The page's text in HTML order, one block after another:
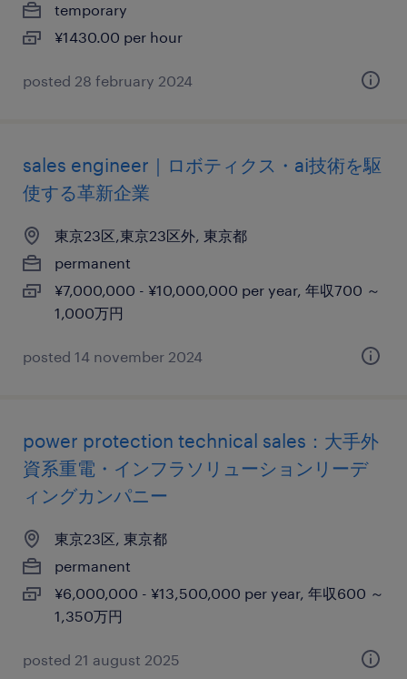
temporary
¥1430.00 per hour
posted 28 february 2024
sales engineer｜ロボティクス・ai技術を駆
使する革新企業
東京23区,東京23区外, 東京都
permanent
¥7,000,000 - ¥10,000,000 per year, 年収700 ～
1,000万円
posted 14 november 2024
power protection technical sales：大手外
資系重電・インフラソリューションリーデ
ィングカンパニー
東京23区, 東京都
permanent
¥6,000,000 - ¥13,500,000 per year, 年収600 ～
1,350万円
posted 21 august 2025